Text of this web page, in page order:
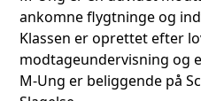
ankomne flygtninge og
Klassen er oprettet efter
modtageundervisning og
M-Ung er beliggende på